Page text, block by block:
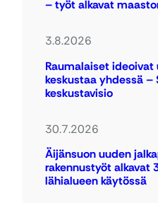
– työt alkavat
3.8.2026
Raumalaiset
keskustaa yhdessä –
keskustavisio
30.7.2026
Äijänsuon uuden
rakennustyöt alkavat
lähialueen käytössä